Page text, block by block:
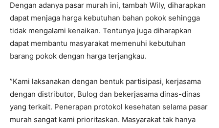
Dengan adanya pasar murah ini, tambah Wily, diharapkan
dapat menjaga harga kebutuhan bahan pokok sehingga
tidak mengalami kenaikan. Tentunya juga diharapkan
dapat membantu masyarakat memenuhi kebutuhan
barang pokok dengan harga terjangkau.
”Kami laksanakan dengan bentuk partisipasi, kerjasama
dengan distributor, Bulog dan bekerjasama dinas-dinas
yang terkait. Penerapan protokol kesehatan selama pasar
murah sangat kami prioritaskan. Masyarakat tak hanya